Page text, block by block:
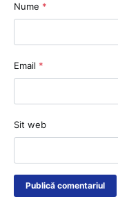
Nume *
Email *
Sit web